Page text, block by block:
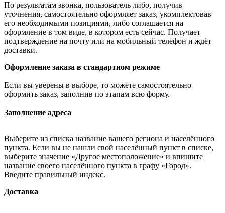
По результатам звонка, пользователь либо, получив
уточнения, самостоятельно оформляет заказ, укомплектовав
его необходимыми позициями, либо соглашается на
оформление в том виде, в котором есть сейчас. Получает
подтверждение на почту или на мобильный телефон и ждёт
доставки.
Оформление заказа в стандартном режиме
Если вы уверены в выборе, то можете самостоятельно
оформить заказ, заполнив по этапам всю форму.
Заполнение адреса
Выберите из списка название вашего региона и населённого
пункта. Если вы не нашли свой населённый пункт в списке,
выберите значение «Другое местоположение» и впишите
название своего населённого пункта в графу «Город».
Введите правильный индекс.
Доставка